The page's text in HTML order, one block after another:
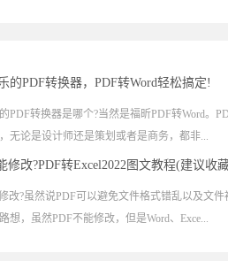
的PDF转换器，PDF转Word轻松搞定!
PDF转换器是哪个?当然是福昕PDF转Word。
无论是设计师还是策划或者是商务，都非...
修改?PDF转Excel2022图文教程(建议收
改?虽然说PDF可以避免文件格式错乱以及文
想，虽然PDF不能修改，但是Word、Exce...